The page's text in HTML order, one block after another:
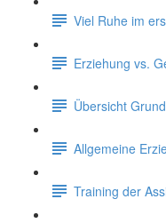
Viel Ruhe im
Erziehung vs.
Übersicht
Allgemeine
Training der